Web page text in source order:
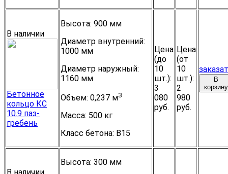
В наличии
Бетонное
кольцо КС
10.9 паз-
гребень
Высота: 900 мм
Диаметр внутренний:
1000 мм
Диаметр наружный:
1160 мм
Объем: 0,237 м3
Масса: 500 кг
Класс бетона: B15
Цена
(до
10
шт.):
3
080
руб.
Цена
(от
10
шт.):
2
980
руб.
В
корзину
Высота: 300 мм